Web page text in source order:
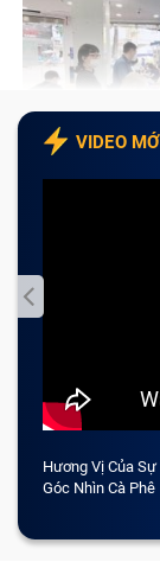
VIDEO
Hương Vị Của
Góc Nhìn Cà Phê